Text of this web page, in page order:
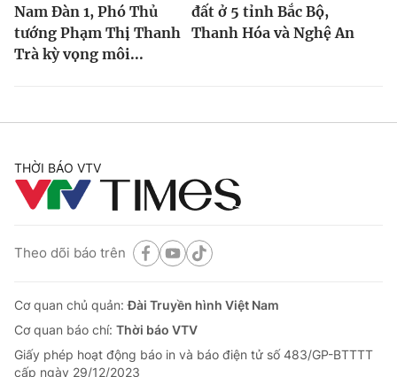
Nam Đàn 1, Phó Thủ
tướng Phạm Thị Thanh
Trà kỳ vọng môi...
đất ở 5 tỉnh Bắc Bộ,
Thanh Hóa và Nghệ An
THỜI BÁO VTV
Theo dõi báo trên
Cơ quan chủ quản:Đài Truyền hình Việt Nam
Cơ quan báo chí: Thời báo VTV
Giấy phép hoạt động báo in và báo điện tử số 483/GP-BTTTT
cấp ngày 29/12/2023